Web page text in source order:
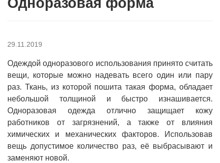
Одноразовая форма
29.11.2019
Одеждой одноразового использования принято считать
вещи, которые можно надевать всего один или пару
раз. Ткань, из которой пошита такая форма, обладает
небольшой толщиной и быстро изнашивается.
Одноразовая одежда отлично защищает кожу
работников от загрязнений, а также от влияния
химических и механических факторов. Использовав
вещь допустимое количество раз, её выбрасывают и
заменяют новой.